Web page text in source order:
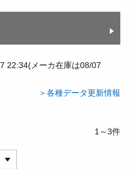
22:34(メーカ在庫は08/07
＞各種データ更新情報
1～3件